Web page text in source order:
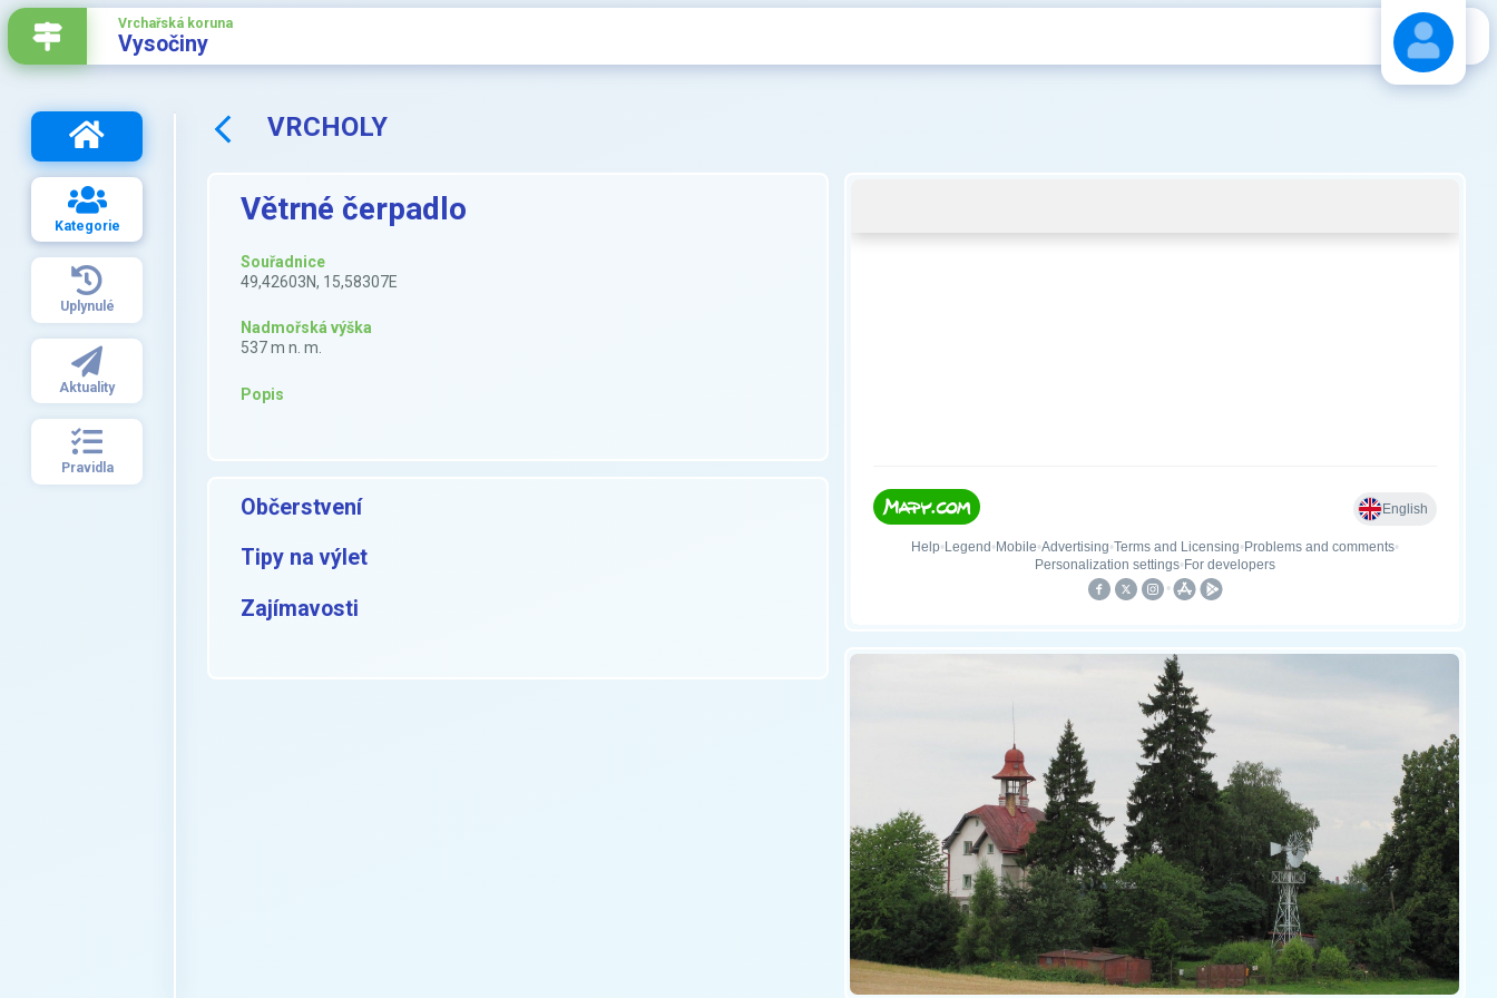
Vrchařská koruna
Vysočiny
Kategorie
Uplynulé
Aktuality
Pravidla
VRCHOLY
Větrné čerpadlo
Souřadnice
49,42603N, 15,58307E
Nadmořská výška
537 m n. m.
Popis
Občerstvení
Tipy na výlet
Zajímavosti